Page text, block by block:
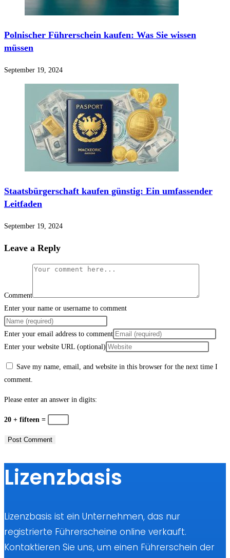
Polnischer Führerschein kaufen: Was Sie wissen
müssen
September 19, 2024
Staatsbürgerschaft kaufen günstig: Ein umfassender
Leitfaden
September 19, 2024
Leave a Reply
Comment
Enter your name or username to comment
Enter your email address to comment
Enter your website URL (optional)
Save my name, email, and website in this browser for the next time I
comment.
Please enter an answer in digits:
20 + fifteen =
Lizenzbasis
Lizenzbasis ist ein Unternehmen, das nur
registrierte Führerscheine online verkauft.
Kontaktieren Sie uns, um einen Führerschein der